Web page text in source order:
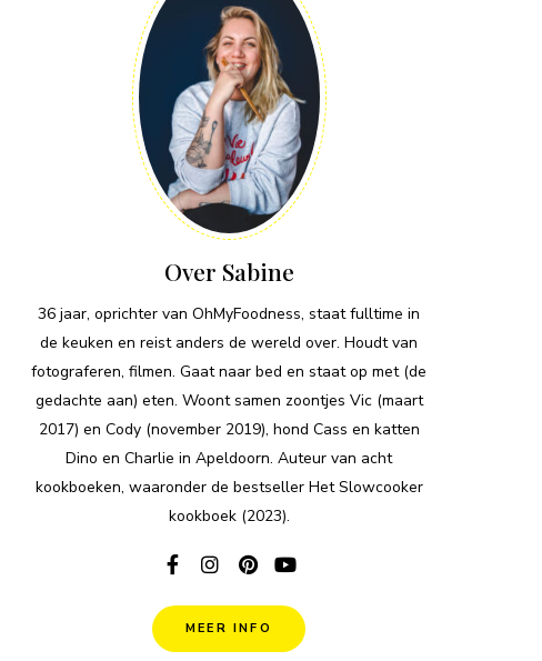
Over Sabine
36 jaar, oprichter van OhMyFoodness, staat fulltime in
de keuken en reist anders de wereld over. Houdt van
fotograferen, filmen. Gaat naar bed en staat op met (de
gedachte aan) eten. Woont samen zoontjes Vic (maart
2017) en Cody (november 2019), hond Cass en katten
Dino en Charlie in Apeldoorn. Auteur van acht
kookboeken, waaronder de bestseller Het Slowcooker
kookboek (2023).
MEER INFO